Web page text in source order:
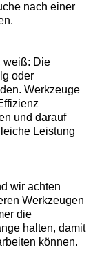
nach einer
weiß: Die
oder
Werkzeuge
und darauf
Leistung
wir achten
Werkzeugen
die
halten, damit
können.